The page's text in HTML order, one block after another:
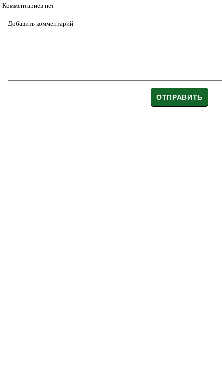
-Комментариев нет-
Добавить комментарий